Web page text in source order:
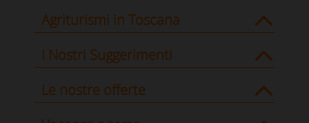
Agriturismi in Toscana
I Nostri Suggerimenti
Le nostre offerte